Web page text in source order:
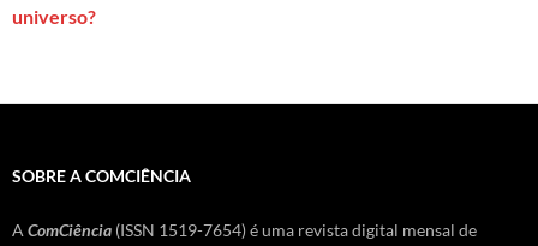
universo?
SOBRE A COMCIÊNCIA
A ComCiência (ISSN 1519-7654) é uma revista digital mensal de